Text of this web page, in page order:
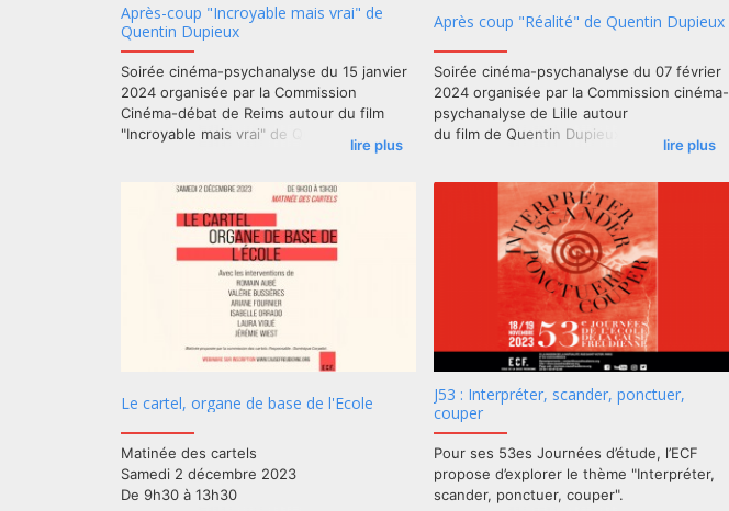
Après-coup "Incroyable mais vrai" de
Quentin Dupieux
Soirée cinéma-psychanalyse du 15 janvier
2024 organisée par la Commission
Cinéma-débat de Reims autour du film
"Incroyable mais vrai" de Quentin Dupieux.
lire plus
Après coup "Réalité" de Quentin Dupieux
Soirée cinéma-psychanalyse du 07 février
2024 organisée par la Commission cinéma-
psychanalyse de Lille autour
du film de Quentin Dupieux "Réalité".
lire plus
Le cartel, organe de base de l'Ecole
Matinée des cartels
Samedi 2 décembre 2023
De 9h30 à 13h30
J53 : Interpréter, scander, ponctuer,
couper
Pour ses 53es Journées d’étude, l’ECF
propose d’explorer le thème "Interpréter,
scander, ponctuer, couper".